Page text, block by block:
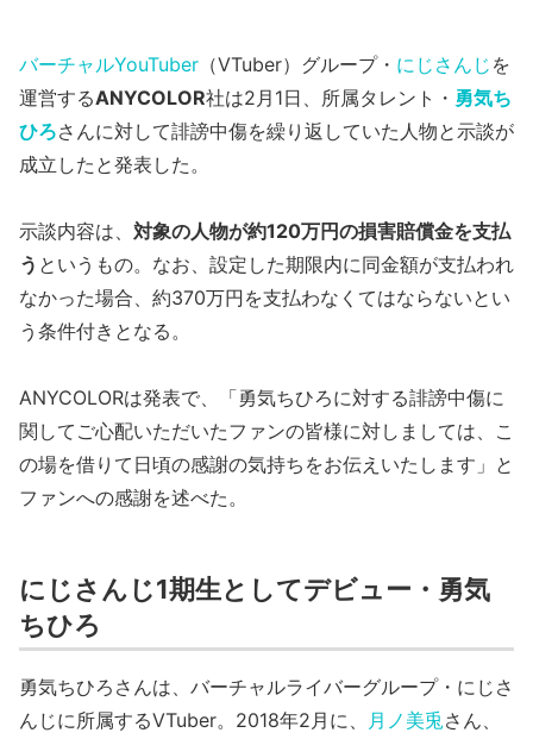
バーチャルYouTuber （VTuber）グループ・ にじさんじ を
運営するANYCOLOR社は2月1日、所属タレント・ 勇気ち
ひろさんに対して誹謗中傷を繰り返していた人物と示談が
成立したと発表した。
示談内容は、 対象の人物が約120万円の損害賠償金を支払
う というもの。なお、設定した期限内に同金額が支払われ
なかった場合、約370万円を支払わなくてはならないとい
う条件付きとなる。
ANYCOLORは発表で、「勇気ちひろに対する誹謗中傷に
関してご心配いただいたファンの皆様に対しましては、こ
の場を借りて日頃の感謝の気持ちをお伝えいたします」と
ファンへの感謝を述べた。
にじさんじ1期生としてデビュー・勇気
ちひろ
勇気ちひろさんは、バーチャルライバーグループ・にじさ
んじに所属するVTuber。2018年2月に、
月ノ美兎さん、